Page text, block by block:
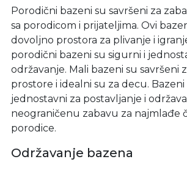
Porodični bazeni su savršeni za
sa porodicom i prijateljima. Ovi
dovoljno prostora za plivanje i
porodični bazeni su sigurni i
održavanje. Mali bazeni su savršeni
prostore i idealni su za decu.
jednostavni za postavljanje i
neograničenu zabavu za najmlađe
porodice.
Održavanje bazena